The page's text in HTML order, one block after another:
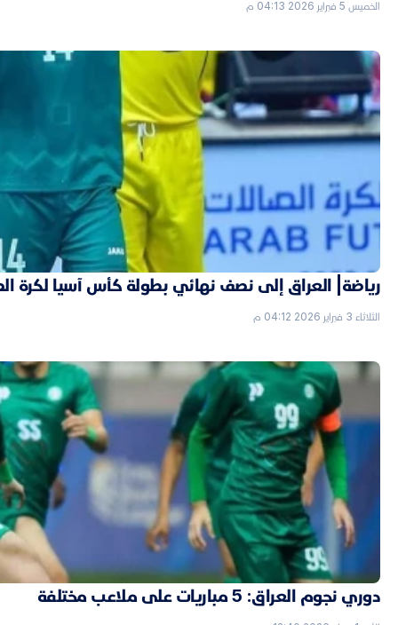
الخميس 5 فبراير 2026 04:13 م
رياضة| العراق إلى نصف نهائي بطولة كأس آسيا لكرة
الثلاثاء 3 فبراير 2026 04:12 م
دوري نجوم العراق: 5 مباريات على ملاعب مختلفة